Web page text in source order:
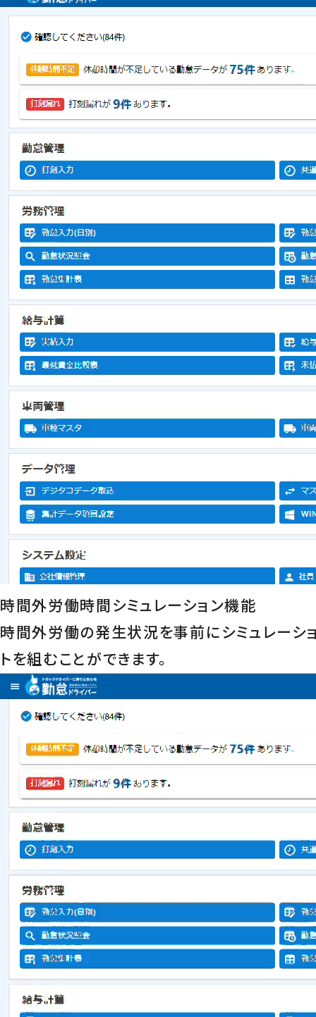
時間外労働時間シミュレーション機能
時間外労働の発生状況を事前にシミュレーシ
トを組むことができます。